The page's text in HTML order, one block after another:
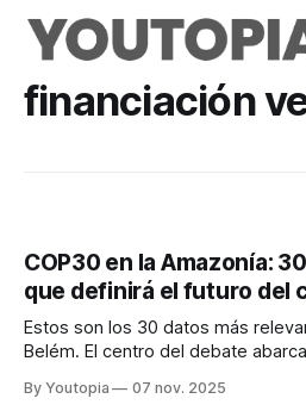
financiación
COP30 en la Amazonía:
que definirá el futuro del
Estos son los 30 datos más
Belém. El centro del debate
By Youtopia 07 nov. 2025